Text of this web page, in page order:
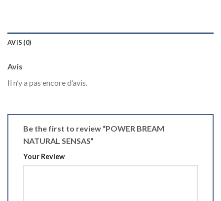
AVIS (0)
Avis
Il n’y a pas encore d’avis.
Be the first to review “POWER BREAM
NATURAL SENSAS”
Your Review